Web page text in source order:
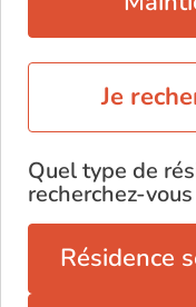
Je
Quel type de
recherchez-vous
Résidence